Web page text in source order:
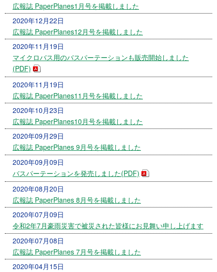
広報誌 PaperPlanes1月号を掲載しました
2020年12月22日
広報誌 PaperPlanes12月号を掲載しました
2020年11月19日
マイクロバス用のバスパーテーションも販売開始しました
(PDF)
2020年11月19日
広報誌 PaperPlanes11月号を掲載しました
2020年10月23日
広報誌 PaperPlanes10月号を掲載しました
2020年09月29日
広報誌 PaperPlanes 9月号を掲載しました
2020年09月09日
バスパーテーションを発売しました(PDF)
2020年08月20日
広報誌 PaperPlanes 8月号を掲載しました
2020年07月09日
令和2年7月豪雨災害で被災された皆様にお見舞い申し上げます
2020年07月08日
広報誌 PaperPlanes 7月号を掲載しました
2020年04月15日